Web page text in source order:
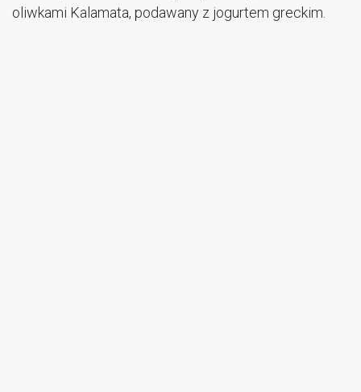
oliwkami Kalamata, podawany z jogurtem greckim.